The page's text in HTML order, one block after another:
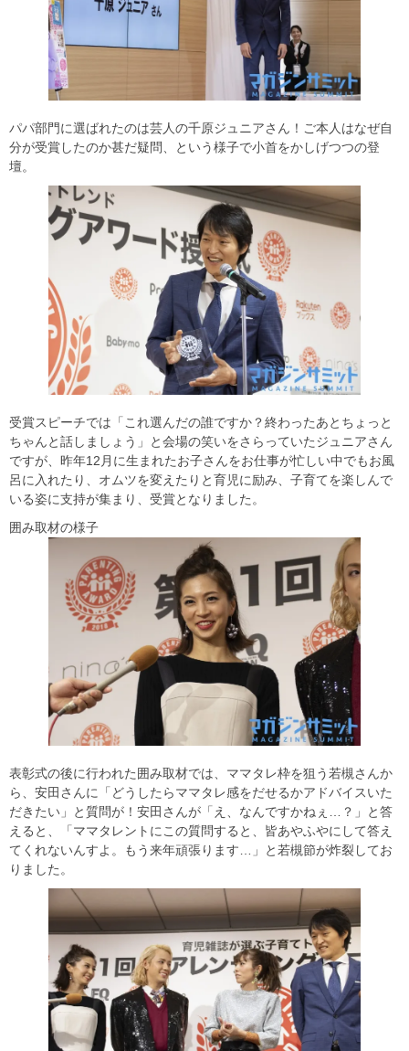
パパ部門に選ばれたのは芸人の千原ジュニアさん！ご本人はなぜ自
分が受賞したのか甚だ疑問、という様子で小首をかしげつつの登
壇。
受賞スピーチでは「これ選んだの誰ですか？終わったあとちょっと
ちゃんと話しましょう」と会場の笑いをさらっていたジュニアさん
ですが、昨年12月に生まれたお子さんをお仕事が忙しい中でもお風
呂に入れたり、オムツを変えたりと育児に励み、子育てを楽しんで
いる姿に支持が集まり、受賞となりました。
囲み取材の様子
表彰式の後に行われた囲み取材では、ママタレ枠を狙う若槻さんか
ら、安田さんに「どうしたらママタレ感をだせるかアドバイスいた
だきたい」と質問が！安田さんが「え、なんですかねぇ…？」と答
えると、「ママタレントにこの質問すると、皆あやふやにして答え
てくれないんすよ。もう来年頑張ります…」と若槻節が炸裂してお
りました。